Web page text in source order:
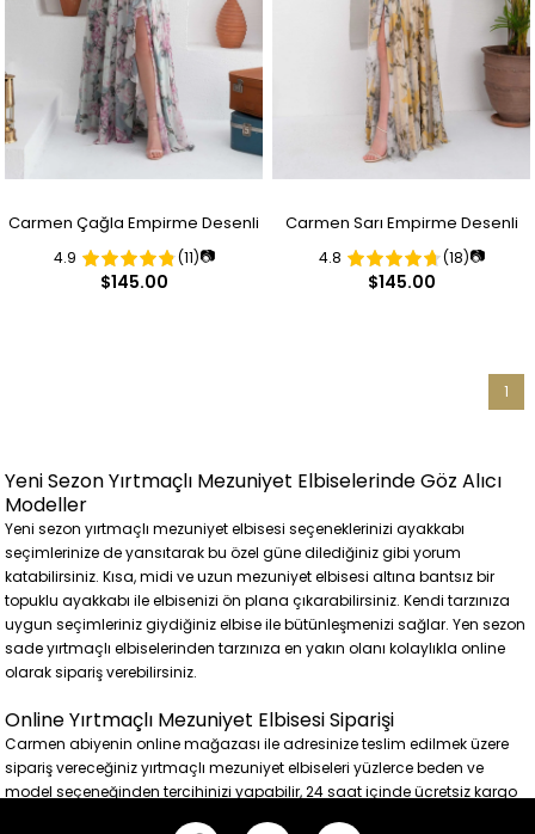
Carmen Çağla Empirme Desenli
Tek Kol Yırtmaçlı Uzun Abiye
4.9 (11)📷
$145.00
Carmen Sarı Empirme Desenli
Tek Kol Yırtmaçlı Uzun Abiye
4.8 (18)📷
$145.00
1
Yeni Sezon Yırtmaçlı Mezuniyet Elbiselerinde Göz Alıcı
Modeller
Yeni sezon yırtmaçlı mezuniyet elbisesi seçeneklerinizi ayakkabı
seçimlerinize de yansıtarak bu özel güne dilediğiniz gibi yorum
katabilirsiniz. Kısa, midi ve uzun mezuniyet elbisesi altına bantsız bir
topuklu ayakkabı ile elbisenizi ön plana çıkarabilirsiniz. Kendi tarzınıza
uygun seçimleriniz giydiğiniz elbise ile bütünleşmenizi sağlar. Yen sezon
sade yırtmaçlı elbiselerinden tarzınıza en yakın olanı kolaylıkla online
olarak sipariş verebilirsiniz.
Online Yırtmaçlı Mezuniyet Elbisesi Siparişi
Carmen abiyenin online mağazası ile adresinize teslim edilmek üzere
sipariş vereceğiniz yırtmaçlı mezuniyet elbiseleri yüzlerce beden ve
model seçeneğinden tercihinizi yapabilir, 24 saat içinde ücretsiz kargo